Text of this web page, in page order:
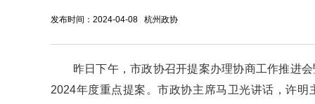
发布时间：2024-04-08 杭州政协
昨日下午，市政协召开提案办理协商工作推进
2024年度重点提案。市政协主席马卫光讲话，许